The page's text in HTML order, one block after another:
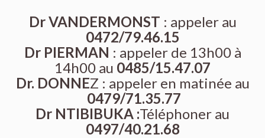
Dr VANDERMONST : appeler au
0472/79.46.15
Dr PIERMAN : appeler de 13h00 à
14h00 au 0485/15.47.07
Dr. DONNEZ : appeler en matinée au
0479/71.35.77
Dr NTIBIBUKA :Téléphoner au
0497/40.21.68